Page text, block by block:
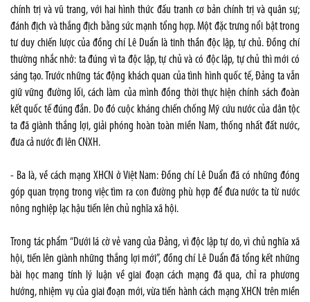
chính trị và vũ trang, với hai hình thức đấu tranh cơ bản chính trị và quân sự;
đánh địch và thắng địch bằng sức mạnh tổng hợp. Một đặc trưng nổi bật trong
tư duy chiến lược của đồng chí Lê Duẩn là tinh thần độc lập, tự chủ. Đồng chí
thường nhắc nhở: ta đúng vì ta độc lập, tự chủ và có độc lập, tự chủ thì mới có
sáng tạo. Trước những tác động khách quan của tình hình quốc tế, Đảng ta vẫn
giữ vững đường lối, cách làm của mình đồng thời thực hiện chính sách đoàn
kết quốc tế đúng đắn. Do đó cuộc kháng chiến chống Mỹ cứu nước của dân tộc
ta đã giành thắng lợi, giải phóng hoàn toàn miền Nam, thống nhất đất nước,
đưa cả nước đi lên CNXH.
- Ba là, về cách mạng XHCN ở Việt Nam: Đồng chí Lê Duẩn đã có những đóng
góp quan trọng trong việc tìm ra con đường phù hợp để đưa nước ta từ nước
nông nghiệp lạc hậu tiến lên chủ nghĩa xã hội.
Trong tác phẩm “Dưới lá cờ vẻ vang của Đảng, vì độc lập tự do, vì chủ nghĩa xã
hội, tiến lên giành những thắng lợi mới”, đồng chí Lê Duẩn đã tổng kết những
bài học mang tính lý luận về giai đoạn cách mạng đã qua, chỉ ra phương
hướng, nhiệm vụ của giai đoạn mới, vừa tiến hành cách mạng XHCN trên miền